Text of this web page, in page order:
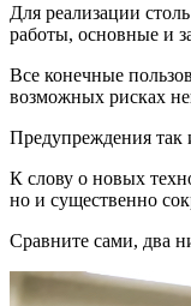
Для реализации
работы, основные и
Все конечные
возможных рисках
Предупреждения так
К слову о новых
но и существенно
Сравните сами, два